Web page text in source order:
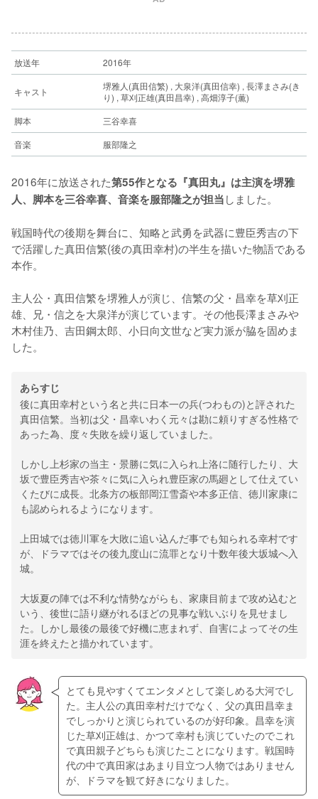
放送年 2016年
キャスト
堺雅人(真田信繁) , 大泉洋(真田信幸) , 長澤まさみ(き
り) , 草刈正雄(真田昌幸) , 高畑淳子(薫)
脚本
三谷幸喜
音楽
服部隆之
2016年に放送された第55作となる『真田丸』は主演を堺雅
人、脚本を三谷幸喜、音楽を服部隆之が担当しました。
戦国時代の後期を舞台に、知略と武勇を武器に豊臣秀吉の下
で活躍した真田信繁(後の真田幸村)の半生を描いた物語である
本作。
主人公・真田信繁を堺雅人が演じ、信繁の父・昌幸を草刈正
雄、兄・信之を大泉洋が演じています。その他長澤まさみや
木村佳乃、吉田鋼太郎、小日向文世など実力派が脇を固めま
した。
あらすじ
後に真田幸村という名と共に日本一の兵(つわもの)と評された
真田信繁。当初は父・昌幸いわく元々は勘に頼りすぎる性格で
あった為、度々失敗を繰り返していました。
しかし上杉家の当主・景勝に気に入られ上洛に随行したり、大
坂で豊臣秀吉や茶々に気に入られ豊臣家の馬廻として仕えてい
くたびに成長。北条方の板部岡江雪斎や本多正信、徳川家康に
も認められるようになります。
上田城では徳川軍を大敗に追い込んだ事でも知られる幸村です
が、ドラマではその後九度山に流罪となり十数年後大坂城へ入
城。
大坂夏の陣では不利な情勢ながらも、家康目前まで攻め込むと
いう、後世に語り継がれるほどの見事な戦いぶりを見せまし
た。しかし最後の最後で好機に恵まれず、自害によってその生
涯を終えたと描かれています。
とても見やすくてエンタメとして楽しめる大河でし
た。主人公の真田幸村だけでなく、父の真田昌幸ま
でしっかりと演じられているのが好印象。昌幸を演
じた草刈正雄は、かつて幸村も演じていたのでこれ
で真田親子どちらも演じたことになります。戦国時
代の中で真田家はあまり目立つ人物ではありません
が、ドラマを観て好きになりました。